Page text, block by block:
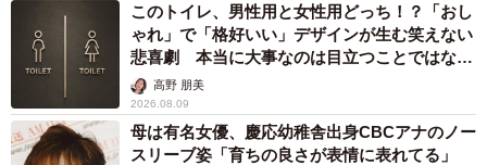
このトイレ、男性用と女性用どっち！？「おし
ゃれ」で「格好いい」デザインが生む笑えない
悲喜劇 本当に大事なのは目立つことではな
く…高野 朋美
2026.08.09
母は有名女優、慶応幼稚舎出身CBCアナのノー
スリーブ姿「育ちの良さが表情に表れてる」